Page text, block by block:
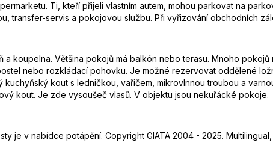
Ti, kteří přijeli vlastním autem, mohou parkovat na
transfer-servis a pokojovou službu. Při vyřizování obchodních
koupelna. Většina pokojů má balkón nebo terasu. Mnoho
nebo rozkládací pohovku. Je možné rezervovat oddělené
kuchyňský kout s ledničkou, vařičem, mikrovlnnou troubou a
kout. Je zde vysoušeč vlasů. V objektu jsou nekuřácké pokoje.
je v nabídce potápění. Copyright GIATA 2004 - 2025.